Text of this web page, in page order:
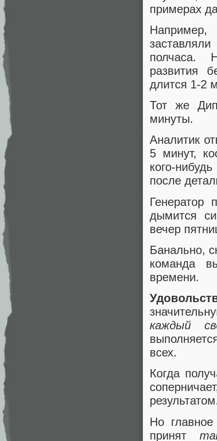
примерах
Например,
полчаса.
развития
длится 1-2
Тот же
минуты.
Аналитик
5 минут,
кого-
после
Генератор
дымится
вечер
Банально,
команда
времени.
каждый
всех.
Когда
Но
принят